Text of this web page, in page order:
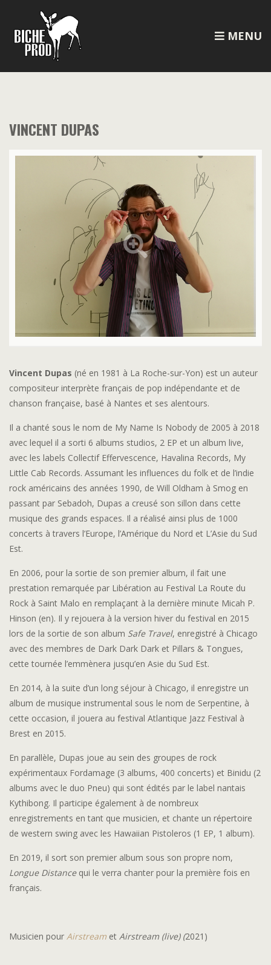
MENU
VINCENT DUPAS
Vincent Dupas (né en 1981 à La Roche-sur-Yon) est un auteur
compositeur interprète français de pop indépendante et de
chanson française, basé à Nantes et ses alentours.
Il a chanté sous le nom de My Name Is Nobody de 2005 à 2018
avec lequel il a sorti 6 albums studios, 2 EP et un album live,
avec les labels Collectif Effervescence, Havalina Records, My
Little Cab Records. Assumant les influences du folk et de l’indie
rock américains des années 1990, de Will Oldham à Smog en
passant par Sebadoh, Dupas a creusé son sillon dans cette
musique des grands espaces. Il a réalisé ainsi plus de 1000
concerts à travers l’Europe, l’Amérique du Nord et L’Asie du Sud
Est.
En 2006, pour la sortie de son premier album, il fait une
prestation remarquée par Libération au Festival La Route du
Rock à Saint Malo en remplaçant à la dernière minute Micah P.
Hinson (en). Il y rejouera à la version hiver du festival en 2015
lors de la sortie de son album Safe Travel, enregistré à Chicago
avec des membres de Dark Dark Dark et Pillars & Tongues,
cette tournée l’emmènera jusqu’en Asie du Sud Est.
En 2014, à la suite d’un long séjour à Chicago, il enregistre un
album de musique instrumental sous le nom de Serpentine, à
cette occasion, il jouera au festival Atlantique Jazz Festival à
Brest en 2015.
En parallèle, Dupas joue au sein des groupes de rock
expérimentaux Fordamage (3 albums, 400 concerts) et Binidu (2
albums avec le duo Pneu) qui sont édités par le label nantais
Kythibong. Il participe également à de nombreux
enregistrements en tant que musicien, et chante un répertoire
de western swing avec les Hawaiian Pistoleros (1 EP, 1 album).
En 2019, il sort son premier album sous son propre nom,
Longue Distancequi le verra chanter pour la première fois en
français.
Musicien pour Airstream et Airstream (live) (2021)